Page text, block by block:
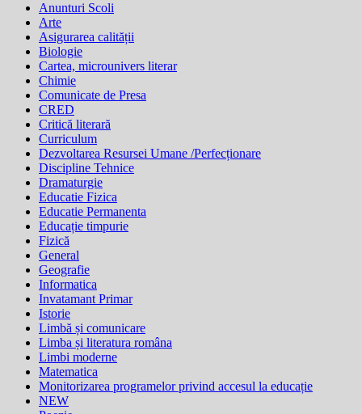
Anunturi Scoli
Arte
Asigurarea calității
Biologie
Cartea, microunivers literar
Chimie
Comunicate de Presa
CRED
Critică literară
Curriculum
Dezvoltarea Resursei Umane /Perfecționare
Discipline Tehnice
Dramaturgie
Educatie Fizica
Educatie Permanenta
Educație timpurie
Fizică
General
Geografie
Informatica
Invatamant Primar
Istorie
Limbă și comunicare
Limba și literatura româna
Limbi moderne
Matematica
Monitorizarea programelor privind accesul la educație
NEW